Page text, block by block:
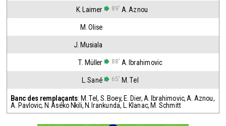
K. Laimer 89' A. Aznou
M. Olise
J. Musiala
T. Müller 88' A. Ibrahimovic
L. Sané 65' M. Tel
Banc des remplaçants: M. Tel, S. Boey, E. Dier, A. Ibrahimovic, A. Aznou,
A. Pavlovic, N. Aséko Nkili, N. Irankunda, L. Klanac, M. Schmitt